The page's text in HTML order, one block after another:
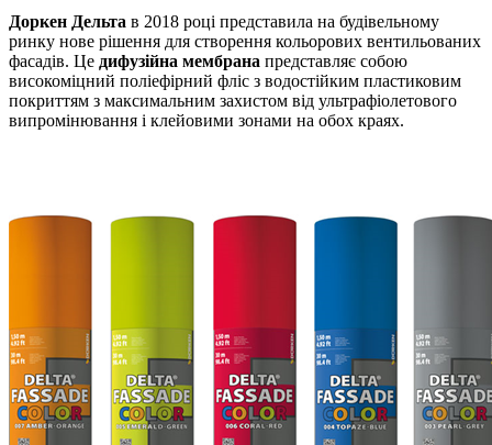
Доркен Дельта в 2018 році представила на будівельному
ринку нове рішення для створення кольорових вентильованих
фасадів. Це дифузійна мембрана представляє собою
високоміцний поліефірний фліс з водостійким пластиковим
покриттям з максимальним захистом від ультрафіолетового
випромінювання і клейовими зонами на обох краях.